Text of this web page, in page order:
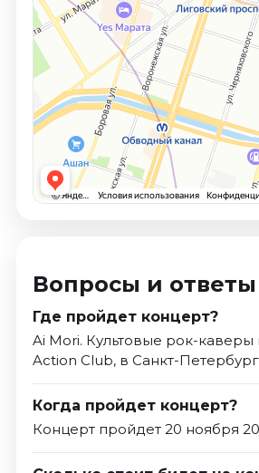
Вопросы и ответы
Где пройдет концерт?
Ai Mori. Культовые рок-каверы
Action Club, в Санкт-
Когда пройдет концерт?
Концерт пройдет 20 ноября